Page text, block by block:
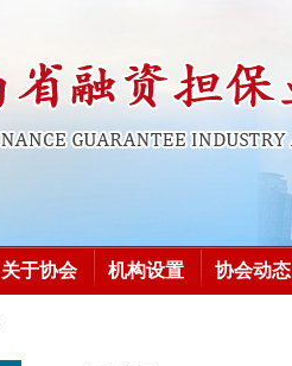
关于协会 机构设置 协会动态